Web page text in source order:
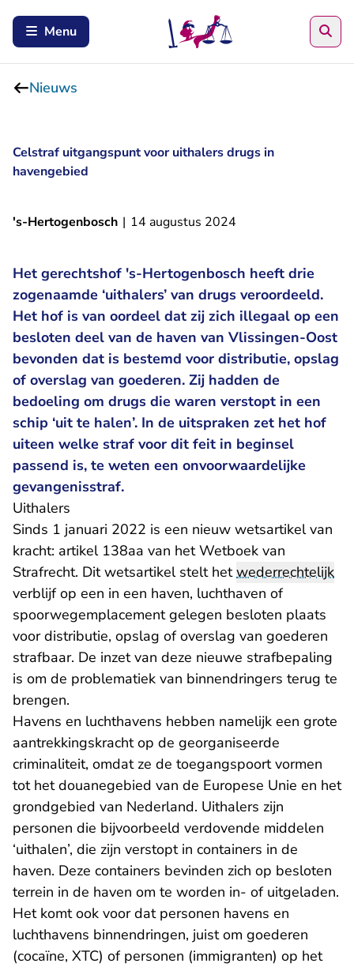
Menu
Nieuws
Celstraf uitgangspunt voor uithalers drugs in
havengebied
's-Hertogenbosch | 14 augustus 2024
Het gerechtshof 's-Hertogenbosch heeft drie
zogenaamde ‘uithalers’ van drugs veroordeeld.
Het hof is van oordeel dat zij zich illegaal op een
besloten deel van de haven van Vlissingen-Oost
bevonden dat is bestemd voor distributie, opslag
of overslag van goederen. Zij hadden de
bedoeling om drugs die waren verstopt in een
schip ‘uit te halen’. In de uitspraken zet het hof
uiteen welke straf voor dit feit in beginsel
passend is, te weten een onvoorwaardelijke
gevangenisstraf.
Uithalers
Sinds 1 januari 2022 is een nieuw wetsartikel van
kracht: artikel 138aa van het Wetboek van
Strafrecht. Dit wetsartikel stelt hetwederrechtelijk
verblijf op een in een haven, luchthaven of
spoorwegemplacement gelegen besloten plaats
voor distributie, opslag of overslag van goederen
strafbaar. De inzet van deze nieuwe strafbepaling
is om de problematiek van binnendringers terug te
brengen.
Havens en luchthavens hebben namelijk een grote
aantrekkingskracht op de georganiseerde
criminaliteit, omdat ze de toegangspoort vormen
tot het douanegebied van de Europese Unie en het
grondgebied van Nederland. Uithalers zijn
personen die bijvoorbeeld verdovende middelen
‘uithalen’, die zijn verstopt in containers in de
haven. Deze containers bevinden zich op besloten
terrein in de haven om te worden in- of uitgeladen.
Het komt ook voor dat personen havens en
luchthavens binnendringen, juist om goederen
(cocaïne, XTC) of personen (immigranten) op het